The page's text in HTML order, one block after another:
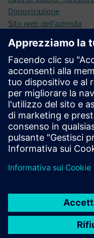
Dimostrazione
Sito web dell'azienda
Prerequisiti
Azionamento =
possibile in caso di
Attrezzatura = rotante
Connettività (4G, WiFi,
Hardware SAM4